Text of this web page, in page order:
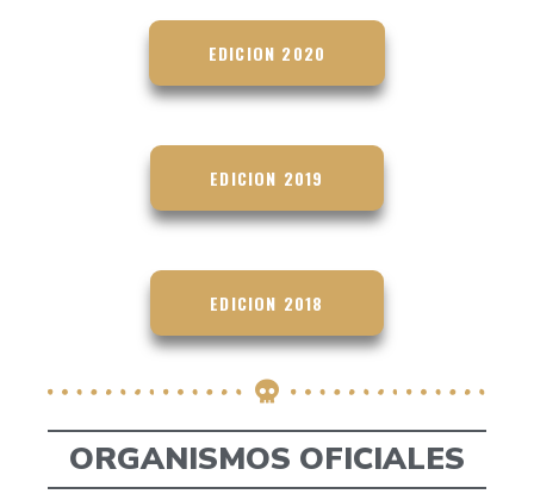
EDICION 2020
EDICION 2019
EDICION 2018
ORGANISMOS OFICIALES